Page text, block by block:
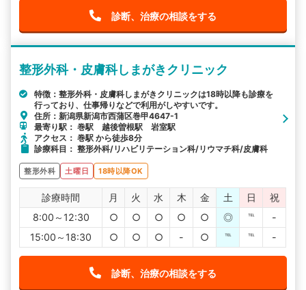
診断、治療の相談をする
整形外科・皮膚科しまがきクリニック
特徴：整形外科・皮膚科しまがきクリニックは18時以降も診療を
行っており、仕事帰りなどで利用がしやすいです。
住所：新潟県新潟市西蒲区巻甲4647-1
最寄り駅： 巻駅 越後曽根駅 岩室駅
アクセス： 巻駅 から徒歩8分
診療科目： 整形外科/リハビリテーション科/リウマチ科/皮膚科
整形外科 土曜日 18時以降OK
診療時間 月 火 水 木 金 土 日
祝
8:00～12:30
○ ○ ○ ○ ○ ◎ ℡
-
15:00～18:30
○ ○ ○ - ○ ℡ ℡ -
診断、治療の相談をする